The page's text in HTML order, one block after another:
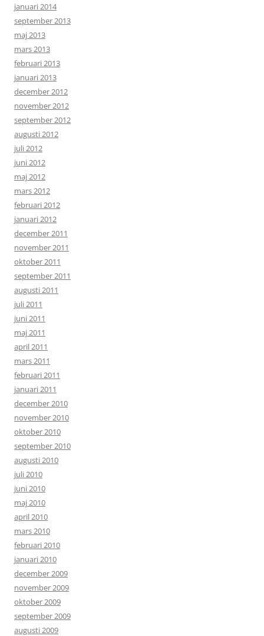
januari 2014
september 2013
maj 2013
mars 2013
februari 2013
januari 2013
december 2012
november 2012
september 2012
augusti 2012
juli 2012
juni 2012
maj 2012
mars 2012
februari 2012
januari 2012
december 2011
november 2011
oktober 2011
september 2011
augusti 2011
juli 2011
juni 2011
maj 2011
april 2011
mars 2011
februari 2011
januari 2011
december 2010
november 2010
oktober 2010
september 2010
augusti 2010
juli 2010
juni 2010
maj 2010
april 2010
mars 2010
februari 2010
januari 2010
december 2009
november 2009
oktober 2009
september 2009
augusti 2009